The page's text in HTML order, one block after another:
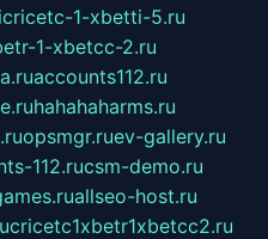
1-xbetti-5.ru
1-xbetcc-2.ru
accounts112.ru
hahahaharms.ru
opsmgr.ruev-gallery.ru
112.rucsm-demo.ru
allseo-host.ru
cricetc1xbetr1xbetcc2.ru